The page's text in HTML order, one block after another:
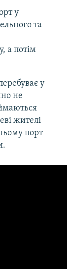
у
та
а потім
у
не
жителі
порт